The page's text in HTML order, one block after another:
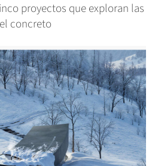
proyectos que exploran las
concreto